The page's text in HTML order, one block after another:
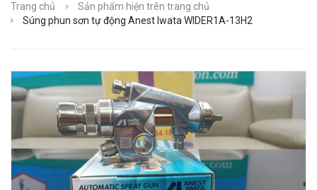
Trang chủ
Sản phẩm hiện trên trang chủ
Súng phun sơn tự động Anest Iwata WIDER1A-13H2